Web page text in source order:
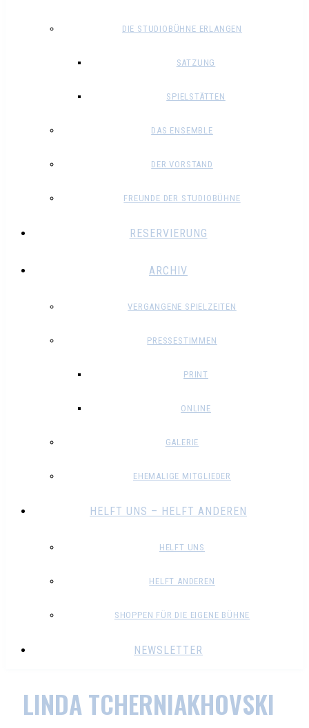
DIE STUDIOBÜHNE ERLANGEN
SATZUNG
SPIELSTÄTTEN
DAS ENSEMBLE
DER VORSTAND
FREUNDE DER STUDIOBÜHNE
RESERVIERUNG
ARCHIV
VERGANGENE SPIELZEITEN
PRESSESTIMMEN
PRINT
ONLINE
GALERIE
EHEMALIGE MITGLIEDER
HELFT UNS – HELFT ANDEREN
HELFT UNS
HELFT ANDEREN
SHOPPEN FÜR DIE EIGENE BÜHNE
NEWSLETTER
LINDA TCHERNIAKHOVSKI